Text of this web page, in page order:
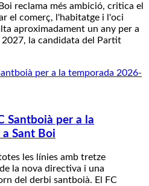
reclama més ambició, critica el
el comerç, l'habitatge i l'oci
aproximadament un any per a
2027, la candidata del Partit
Santboià per a la
Sant Boi
les línies amb tretze
la nova directiva i una
del derbi santboià. El FC